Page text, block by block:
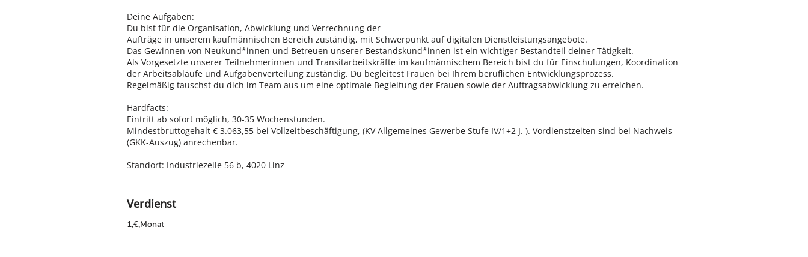
Deine Aufgaben:
Du bist für die Organisation, Abwicklung und Verrechnung der
Aufträge in unserem kaufmännischen Bereich zuständig, mit Schwerpunkt auf digitalen Dienstleistungsangebote.
Das Gewinnen von Neukund*innen und Betreuen unserer Bestandskund*innen ist ein wichtiger Bestandteil deiner Tätigkeit.
Als Vorgesetzte unserer Teilnehmerinnen und Transitarbeitskräfte im kaufmännischem Bereich bist du für Einschulungen, Koordination
der Arbeitsabläufe und Aufgabenverteilung zuständig. Du begleitest Frauen bei Ihrem beruflichen Entwicklungsprozess.
Regelmäßig tauschst du dich im Team aus um eine optimale Begleitung der Frauen sowie der Auftragsabwicklung zu erreichen.
Hardfacts:
Eintritt ab sofort möglich, 30-35 Wochenstunden.
Mindestbruttogehalt € 3.063,55 bei Vollzeitbeschäftigung, (KV Allgemeines Gewerbe Stufe IV/1+2 J. ). Vordienstzeiten sind bei Nachweis
(GKK-Auszug) anrechenbar.
Standort: Industriezeile 56 b, 4020 Linz
Verdienst
1,€,Monat